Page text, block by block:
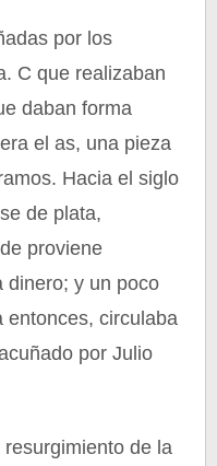
por los
C que realizaban
daban forma
el as, una pieza
Hacia el siglo
de plata,
proviene
dinero; y un poco
entonces, circulaba
por Julio
de la